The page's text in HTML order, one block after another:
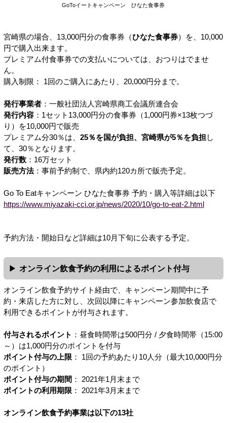
GoToイートキャンペーン ひなた食事券
宮崎県の場合、13,000円分の食事券（ひなた食事券）を、10,000
円で購入出来ます。
プレミアム付食事券での支払いについては、おつりはでませ
ん。
購入制限： 1回のご購入にあたり、20,000円分まで。
発行事業者：一般社団法人宮崎県商工会議所連合会
発行内容：1セット13,000円分の食事券（1,000円券×13枚つづ
り）を10,000円で販売
プレミアム分30％は、 25％を国が負担、宮崎県が5％を負担 し
て、30％となります。
発行数：16万セット
販売方法：事前予約制で、県内約120カ所で販売予定。
Go To Eatキャンペーン ひなた食事券 予約・購入等詳細は以下
https://www.miyazaki-cci.or.jp/news/2020/10/go-to-eat-2.html
予約方法・開始日など詳細は10月下旬に公表する予定。
オンライン飲食予約の利用によるポイント付与
オンライン飲食予約サイト経由で、キャンペーン期間中に予
約・来店した方に対し、次回以降にキャンペーン参加飲食店で
利用できるポイントが付与されます。
付与されるポイント ：昼食時間帯は500円分 / 夕食時間帯（15:00
～）は1,000円分のポイントを付与
ポイント付与の上限 ： 1回の予約あたり10人分（最大10,000円分
のポイント）
ポイント付与の期間 ： 2021年1月末まで
ポイントの利用期限 ： 2021年3月末まで
オンライン飲食予約事業は以下の13社